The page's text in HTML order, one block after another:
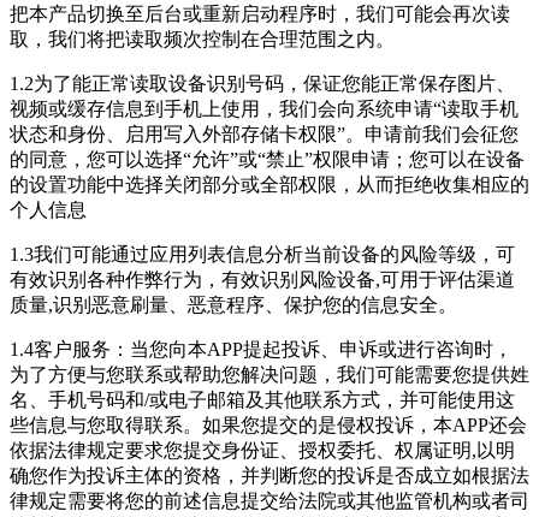
把本产品切换至后台或重新启动程序时，我们可能会再次读
取，我们将把读取频次控制在合理范围之内。
1.2为了能正常读取设备识别号码，保证您能正常保存图片、
视频或缓存信息到手机上使用，我们会向系统申请“读取手机
状态和身份、启用写入外部存储卡权限”。申请前我们会征您
的同意，您可以选择“允许”或“禁止”权限申请；您可以在设备
的设置功能中选择关闭部分或全部权限，从而拒绝收集相应的
个人信息
1.3我们可能通过应用列表信息分析当前设备的风险等级，可
有效识别各种作弊行为，有效识别风险设备,可用于评估渠道
质量,识别恶意刷量、恶意程序、保护您的信息安全。
1.4客户服务：当您向本APP提起投诉、申诉或进行咨询时，
为了方便与您联系或帮助您解决问题，我们可能需要您提供姓
名、手机号码和/或电子邮箱及其他联系方式，并可能使用这
些信息与您取得联系。如果您提交的是侵权投诉，本APP还会
依据法律规定要求您提交身份证、授权委托、权属证明,以明
确您作为投诉主体的资格，并判断您的投诉是否成立如根据法
律规定需要将您的前述信息提交给法院或其他监管机构或者司